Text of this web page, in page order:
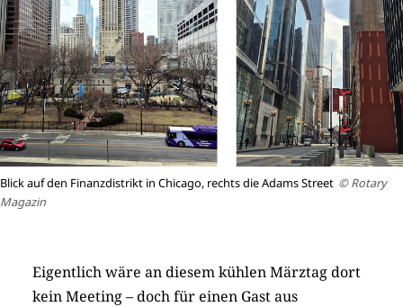
Blick auf den Finanzdistrikt in Chicago, rechts die Adams Street © Rotary
Magazin
Eigentlich wäre an diesem kühlen Märztag dort
kein Meeting – doch für einen Gast aus